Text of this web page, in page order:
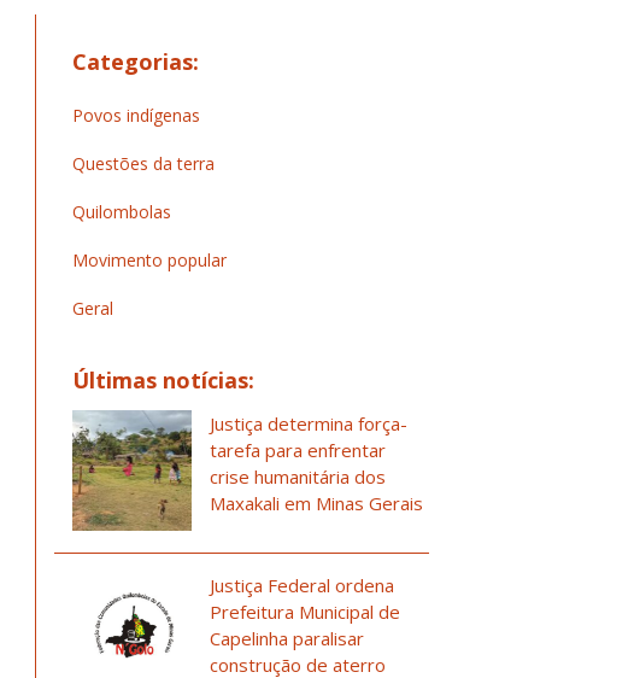
Categorias:
Povos indígenas
Questões da terra
Quilombolas
Movimento popular
Geral
Últimas notícias:
Justiça determina força-
tarefa para enfrentar
crise humanitária dos
Maxakali em Minas Gerais
Justiça Federal ordena
Prefeitura Municipal de
Capelinha paralisar
construção de aterro